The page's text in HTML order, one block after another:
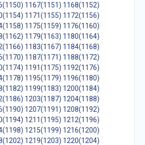
1167(1151) 1168(1152)
1171(1155) 1172(1156)
1175(1159) 1176(1160)
1179(1163) 1180(1164)
1183(1167) 1184(1168)
1187(1171) 1188(1172)
1191(1175) 1192(1176)
1195(1179) 1196(1180)
1199(1183) 1200(1184)
1203(1187) 1204(1188)
1207(1191) 1208(1192)
1211(1195) 1212(1196)
1215(1199) 1216(1200)
1219(1203) 1220(1204)